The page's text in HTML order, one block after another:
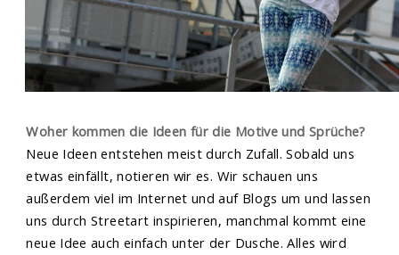
Woher kommen die Ideen für die Motive und Sprüche?
Neue Ideen entstehen meist durch Zufall. Sobald uns
etwas einfällt, notieren wir es. Wir schauen uns
außerdem viel im Internet und auf Blogs um und lassen
uns durch Streetart inspirieren, manchmal kommt eine
neue Idee auch einfach unter der Dusche. Alles wird